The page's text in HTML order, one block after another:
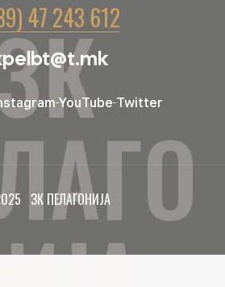
47 243 612
YouTube Twitter
ЗК ПЕЛАГОНИЈА